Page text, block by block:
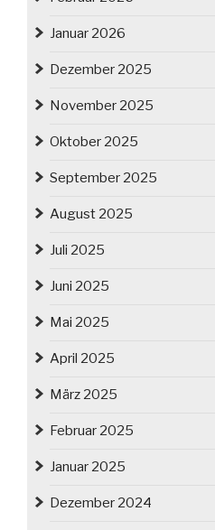
Januar 2026
Dezember 2025
November 2025
Oktober 2025
September 2025
August 2025
Juli 2025
Juni 2025
Mai 2025
April 2025
März 2025
Februar 2025
Januar 2025
Dezember 2024